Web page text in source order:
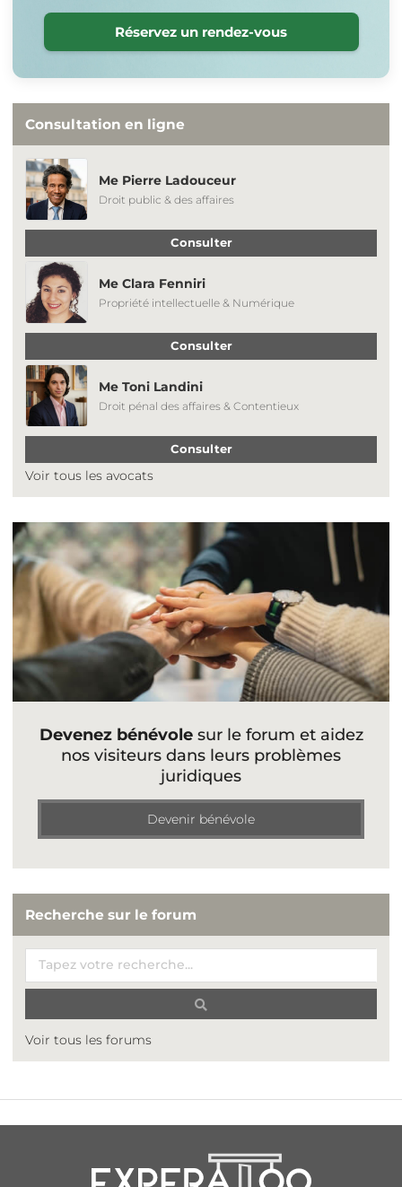
Réservez un rendez-vous
Consultation en ligne
Me Pierre Ladouceur
Droit public & des affaires
Consulter
Me Clara Fenniri
Propriété intellectuelle & Numérique
Consulter
Me Toni Landini
Droit pénal des affaires & Contentieux
Consulter
Voir tous les avocats
Devenez bénévolesur le forum et aidez
nos visiteurs dans leurs problèmes
juridiques
Devenir bénévole
Recherche sur le forum
Voir tous les forums